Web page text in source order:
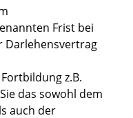
Frist bei
Darlehensvertrag
z.B.
das sowohl dem
auch der